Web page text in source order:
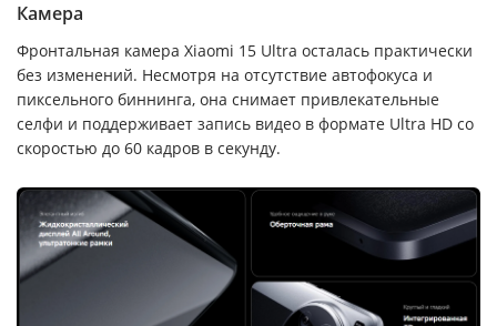
Камера
Фронтальная камера Xiaomi 15 Ultra осталась практически
без изменений. Несмотря на отсутствие автофокуса и
пиксельного биннинга, она снимает привлекательные
селфи и поддерживает запись видео в формате Ultra HD со
скоростью до 60 кадров в секунду.